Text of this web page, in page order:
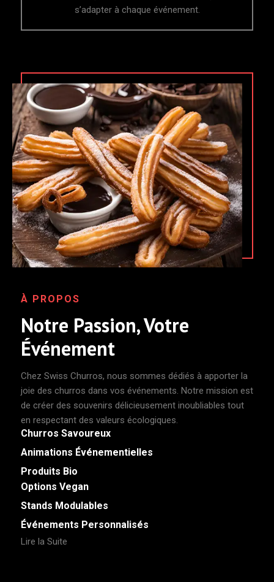
s’adapter à chaque événement.
À PROPOS
Notre Passion, Votre
Événement
Chez Swiss Churros, nous sommes dédiés à apporter la
joie des churros dans vos événements. Notre mission est
de créer des souvenirs délicieusement inoubliables tout
en respectant des valeurs écologiques.
Churros Savoureux
Animations Événementielles
Produits Bio
Options Vegan
Stands Modulables
Événements Personnalisés
Lire la Suite